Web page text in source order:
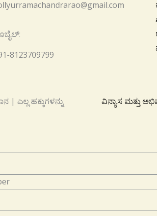
8123709799
| ಎಲ್ಲ ಹಕ್ಕುಗಳನ್ನು
ವಿನ್ಯಾಸ ಮತ್ತು